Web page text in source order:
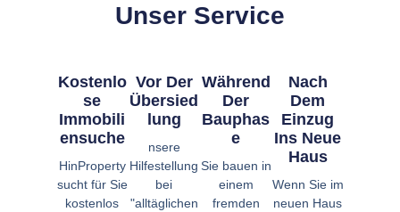
Unser Service
Kostenlo
Se
Immobili
Ensuche
HinProperty
sucht für Sie
kostenlos
Vor Der
Übersied
Lung
nsere
Hilfestellung
bei
"alltäglichen
Während
Der
Bauphas
E
Sie bauen in
einem
fremden
Nach
Dem
Einzug
Ins Neue
Haus
Wenn Sie im
neuen Haus